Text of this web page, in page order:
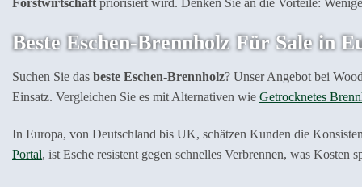
Beste Eschen-Brennholz Für Sale in
Suchen Sie das beste Eschen-Brennholz? Unser Angebot bei
Einsatz. Vergleichen Sie es mit Alternativen wie Getrocknetes
In Europa, von Deutschland bis UK, schätzen Kunden die
Portal, ist Esche resistent gegen schnelles Verbrennen, was Kosten